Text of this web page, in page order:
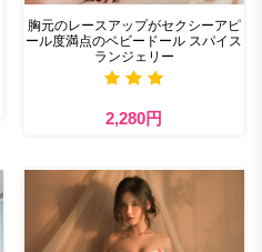
胸元のレースアップがセクシーアピ
ール度満点のベビードール スパイス
ランジェリー
2,280円